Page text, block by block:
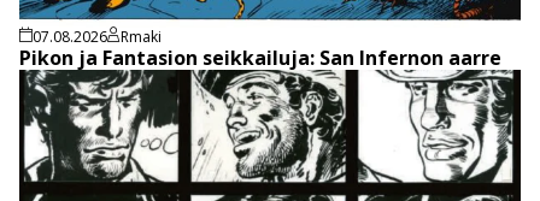
07.08.2026 Rmaki
Pikon ja Fantasion seikkailuja: San Infernon aarre